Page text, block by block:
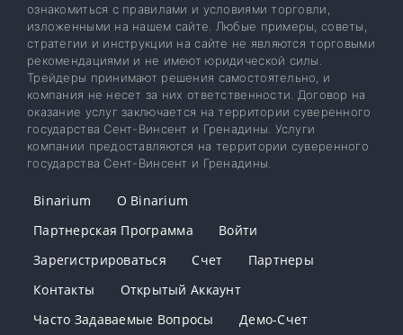
ознакомиться с правилами и условиями торговли,
изложенными на нашем сайте. Любые примеры, советы,
стратегии и инструкции на сайте не являются торговыми
рекомендациями и не имеют юридической силы.
Трейдеры принимают решения самостоятельно, и
компания не несет за них ответственности. Договор на
оказание услуг заключается на территории суверенного
государства Сент-Винсент и Гренадины. Услуги
компании предоставляются на территории суверенного
государства Сент-Винсент и Гренадины.
Binarium
О Binarium
Партнерская Программа
Войти
Зарегистрироваться
Счет
Партнеры
Контакты
Открытый Аккаунт
Часто Задаваемые Вопросы
Демо-Счет